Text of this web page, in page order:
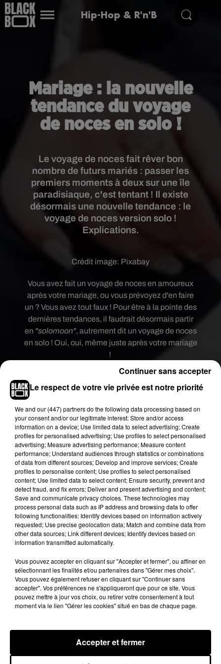
Hip-Hop & R'n'B
Mariage : la nouvelle
tendance du voyage
de noces en solo !
Publié : 29 avril 2019 à 6h53 par Diane Thibaudier
Le voyage de noces fait rêver bon
nombre de futurs mariés : passer les
premiers moments à deux sur une île
paradisiaque, c'est tentant ! Il existe
désormais une nouvelle tendance : le
voyage de noces version solo !
Explications.
Crédit image: Pixabay
Vous avez fait un voyage de noces en amoureux
après votre mariage, ou vous prévoyez d'en faire
un ? Vous avez tout faux ! Pour être à la pointe des
dernières tendances, il faudrait désormais partir
en "solomoon", autrement dit un voyage de noces
en solo ! Oui, oui, même juste après votre mariage
!
Deux salles, deux ambiances !
L'idée est de pouvoir prendre du recul après la
pression des préparatifs et de la cérémonie : les
mariés choisissent alors deux endroits différents
pour leur voyage de noces. Ils partent en lune de
miel, mais séparément pour se recentrer ! Selon
les experts, cette nouvelle tendance permet de
faire évoluer le mariage et l'idée que notre
bonheur ne peut pas dépendre uniquement de
notre partenaire et de ses envies à lui. Selon eux,
il s'agit là d'un concept moderne, individualiste,
qui colle parfaitement à notre époque.
Attention, pour d'autres, le voyage de noces à
deux est indispensable pour renforcer l'aspect
romantique du couple après des mois de
préparatifs stressants et pour booster la vie
sexuelle. A vous de choisir votre camp !
Fil actus
surprise
5 août 2026
Russ frappe fort avec son nouveau single «
Coulda Shoulda Woulda »
Le respect de votre vie privée est notre priorité
We and our (447) partnersdo the following data processing based on
your consent and/or our legitimate interest: Store and/or access
information on a device; Use limited data to select advertising; Create
profiles for personalised advertising; Use profiles to select personalised
advertising; Measure advertising performance; Measure content
performance; Understand audiences through statistics or combinations
of data from different sources; Develop and improve services; Create
profiles to personalise content; Use profiles to select personalised
content; Use limited data to select content; Ensure security, prevent and
detect fraud, and fix errors; Deliver and present advertising and content;
Save and communicate privacy choices. These technologies may
process personal data such as IP address and browsing data to offer
following functionalities: Identify devices based on information actively
requested; Use precise geolocation data; Match and combine data from
other data sources; Link different devices; Identify devices based on
information transmitted automatically.
Vous pouvez accepter en cliquant sur "Accepter et fermer", ou affiner en
sélectionnant les finalités et/ou partenaires dans "Gérer mes choix".
Vous pouvez également refuser en cliquant sur "Continuer sans
accepter". Vos préférences ne s'appliqueront que pour ce site. Vous
pouvez mettre à jour vos choix, ou retirer votre consentement à tout
moment via le lien "Gérer les cookies" situé en bas de chaque page.
Accepter et fermer
Continuer sans accepter